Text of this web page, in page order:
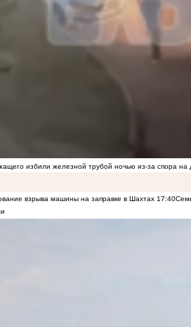
избили железной трубой ночью из-за спора на
взрыва машины на заправке в Шахтах 17:40